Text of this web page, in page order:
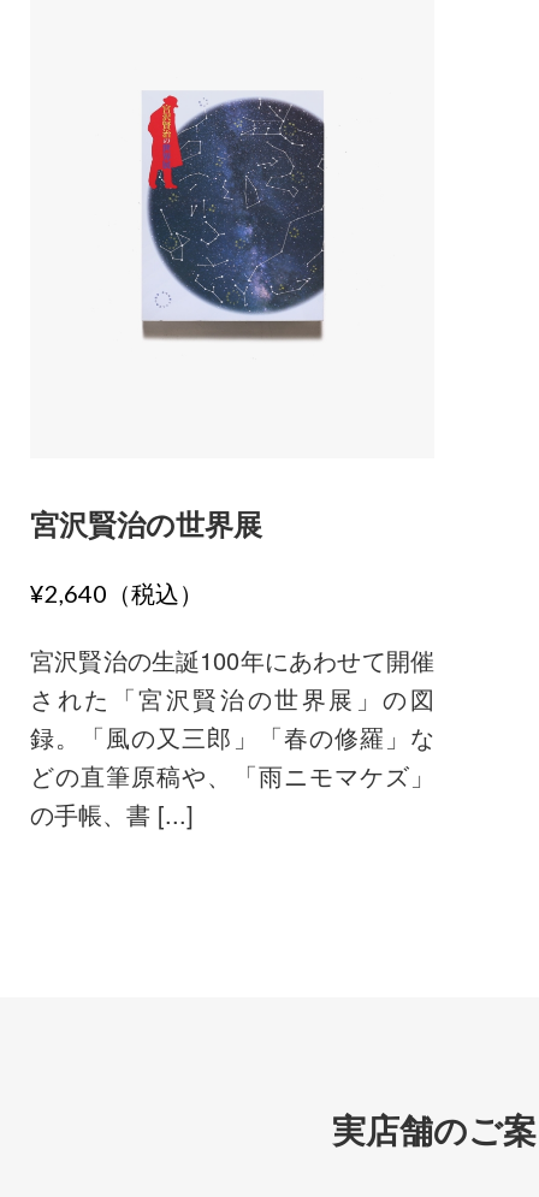
宮沢賢治の世界展
¥2,640（税込）
宮沢賢治の生誕100年にあわせて開催
された「宮沢賢治の世界展」の図
録。「風の又三郎」「春の修羅」な
どの直筆原稿や、「雨ニモマケズ」
の手帳、書 [...]
実店舗のご